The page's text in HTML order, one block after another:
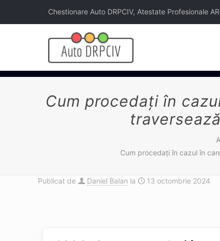
Chestionare Auto DRPCIV, Atestate Profesionale
Cum procedați în
Cum procedați în cazul în
Publicat de Daniel Balan la 13 octombrie 2024